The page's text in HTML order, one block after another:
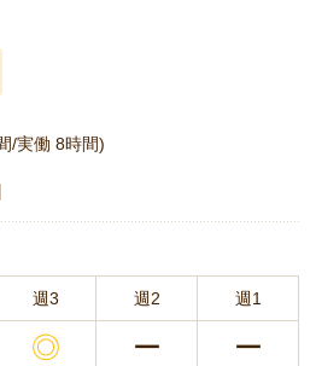
/実働 8時間)
週3 週2 週1
◎ ー ー